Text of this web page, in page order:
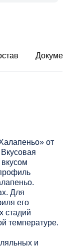
от
Для
его
стадий
температуре.
и